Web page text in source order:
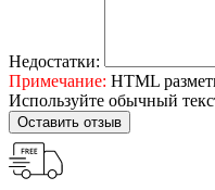
Недостатки:
Примечание: HTML
Используйте обычный
Оставить отзыв